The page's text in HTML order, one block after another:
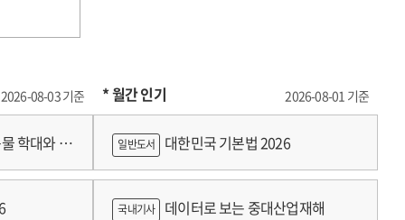
2026-08-03 기준
학대와 분
* 월간 인기 2026-08-01 기준
일반도서 대한민국 기본법 2026
국내기사 데이터로 보는 중대산업재해